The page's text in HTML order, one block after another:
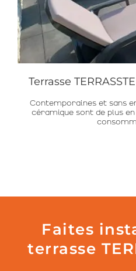
Terrasse
Contemporaines et sans
céramique sont de plus
Faites
terrasse